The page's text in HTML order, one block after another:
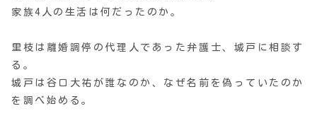
家族4人の生活は何だったのか。
里枝は離婚調停の代理人であった弁護士、城戸に相談す
る。
城戸は谷口大祐が誰なのか、なぜ名前を偽っていたのか
を調べ始める。